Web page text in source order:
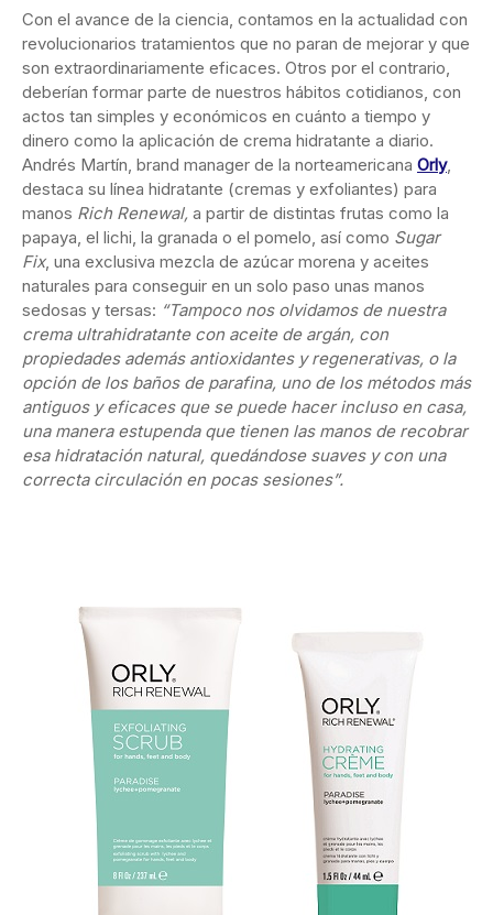
Con el avance de la ciencia, contamos en la actualidad con
revolucionarios tratamientos que no paran de mejorar y que
son extraordinariamente eficaces. Otros por el contrario,
deberían formar parte de nuestros hábitos cotidianos, con
actos tan simples y económicos en cuánto a tiempo y
dinero como la aplicación de crema hidratante a diario.
Andrés Martín, brand manager de la norteamericana Orly,
destaca su línea hidratante (cremas y exfoliantes) para
manos Rich Renewal, a partir de distintas frutas como la
papaya, el lichi, la granada o el pomelo, así como Sugar
Fix, una exclusiva mezcla de azúcar morena y aceites
naturales para conseguir en un solo paso unas manos
sedosas y tersas: “Tampoco nos olvidamos de nuestra
crema ultrahidratante con aceite de argán, con
propiedades además antioxidantes y regenerativas, o la
opción de los baños de parafina, uno de los métodos más
antiguos y eficaces que se puede hacer incluso en casa,
una manera estupenda que tienen las manos de recobrar
esa hidratación natural, quedándose suaves y con una
correcta circulación en pocas sesiones”.